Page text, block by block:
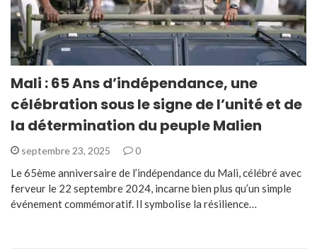
Mali : 65 Ans d’indépendance, une
célébration sous le signe de l’unité et de
la détermination du peuple Malien
septembre 23, 2025 0
Le 65ème anniversaire de l’indépendance du Mali, célébré avec
ferveur le 22 septembre 2024, incarne bien plus qu’un simple
événement commémoratif. Il symbolise la résilience…